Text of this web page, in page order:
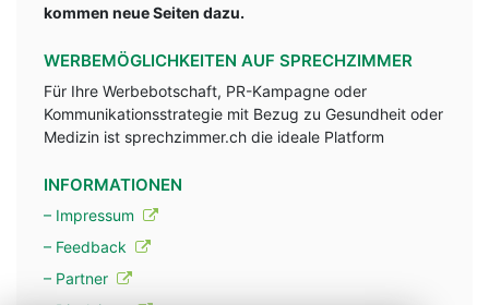
kommen neue Seiten dazu.
WERBEMÖGLICHKEITEN AUF SPRECHZIMMER
Für Ihre Werbebotschaft, PR-Kampagne oder
Kommunikationsstrategie mit Bezug zu Gesundheit oder
Medizin ist sprechzimmer.ch die ideale Platform
INFORMATIONEN
– Impressum
– Feedback
– Partner